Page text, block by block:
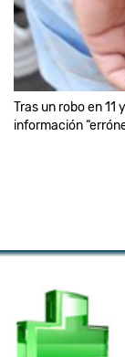
Tras un robo en 11
información